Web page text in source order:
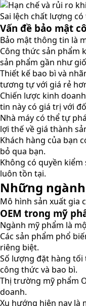
Sai lệch chất lượng
Vấn đề bảo mật
Bảo mật thông tin là
Công thức sản phẩm
sản phẩm gần như
Thiết kế bao bì và
tương tự với giá rẻ
Chiến lược kinh
tin này có giá trị với
Nhà máy có thể tự
lợi thế về giá thành
Khách hàng của bạn
bỏ qua bạn.
Không có quyền
luôn tồn tại.
Những
Mô hình sản xuất gia
OEM trong mỹ
Ngành mỹ phẩm là
Các sản phẩm phổ
riêng biệt.
Số lượng đặt hàng tối
công thức và bao bì.
Thị trường mỹ phẩm
doanh.
Xu hướng hiện nay là